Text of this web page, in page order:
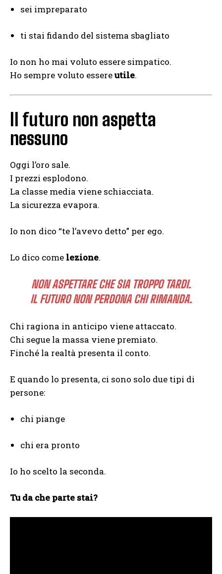
sei impreparato
ti stai fidando del sistema sbagliato
Io non ho mai voluto essere simpatico.
Ho sempre voluto essereutile.
Il futuro non aspetta
nessuno
Oggi l’oro sale.
I prezzi esplodono.
La classe media viene schiacciata.
La sicurezza evapora.
Io non dico “te l’avevo detto” per ego.
Lo dico come lezione.
NON ASPETTARE CHE SIA TROPPO TARDI.
IL FUTURO NON PERDONA CHI RIMANDA.
Chi ragiona in anticipo viene attaccato.
Chi segue la massa viene premiato.
Finché la realtà presenta il conto.
E quando lo presenta, ci sono solo due tipi di
persone:
chi piange
chi era pronto
Io ho scelto la seconda.
Tu da che parte stai?